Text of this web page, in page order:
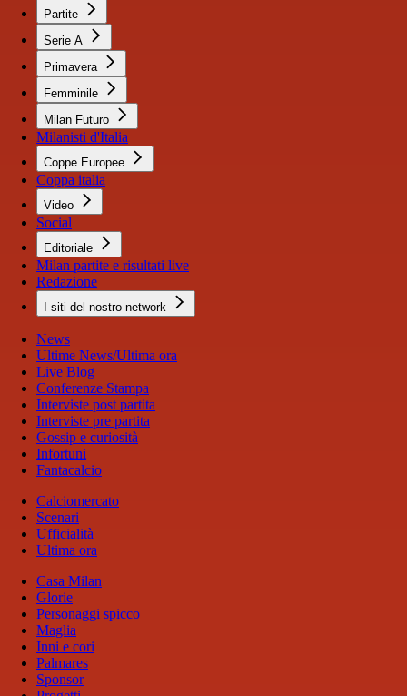
Partite
Serie A
Primavera
Femminile
Milan Futuro
Milanisti d'Italia
Coppe Europee
Coppa italia
Video
Social
Editoriale
Milan partite e risultati live
Redazione
I siti del nostro network
News
Ultime News/Ultima ora
Live Blog
Conferenze Stampa
Interviste post partita
Interviste pre partita
Gossip e curiosità
Infortuni
Fantacalcio
Calciomercato
Scenari
Ufficialità
Ultima ora
Casa Milan
Glorie
Personaggi spicco
Maglia
Inni e cori
Palmares
Sponsor